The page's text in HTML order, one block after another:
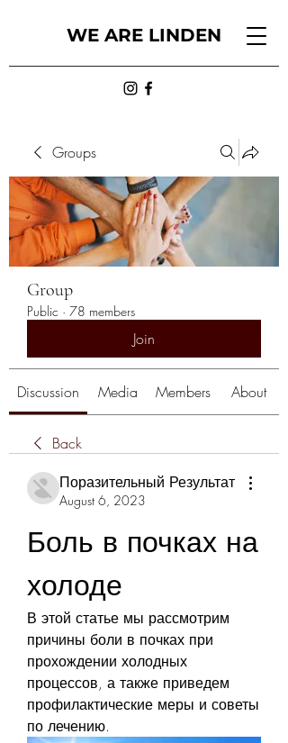
WE ARE LINDEN
Groups
Group
Public · 78 members
Join
Discussion Media Members About
Back
Поразительный Результат
August 6, 2023
Боль в почках на
холоде
В этой статье мы рассмотрим
причины боли в почках при
прохождении холодных
процессов, а также приведем
профилактические меры и советы
по лечению.